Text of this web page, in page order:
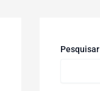
Pesquisar